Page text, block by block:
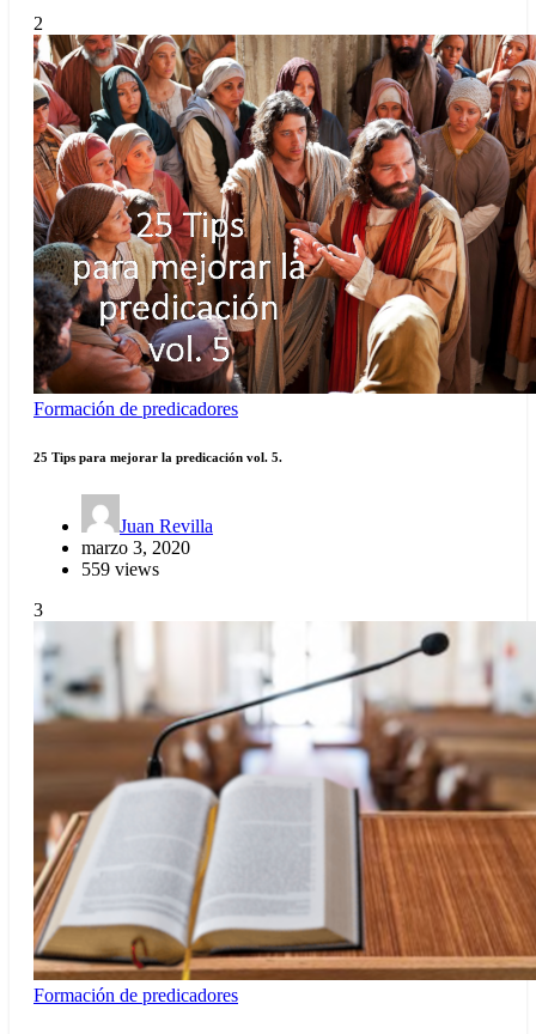
2
Formación de predicadores
25 Tips para mejorar la predicación vol. 5.
Juan Revilla
marzo 3, 2020
559 views
3
Formación de predicadores